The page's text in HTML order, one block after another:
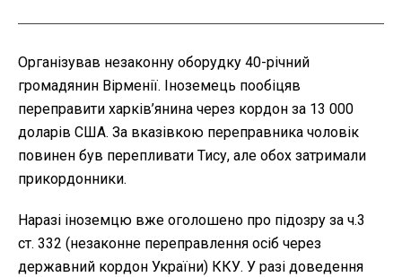
Організував незаконну оборудку 40-річний
громадянин Вірменії. Іноземець пообіцяв
переправити харків’янина через кордон за 13 000
доларів США. За вказівкою переправника чоловік
повинен був перепливати Тису, але обох затримали
прикордонники.
Наразі іноземцю вже оголошено про підозру за ч.3
ст. 332 (незаконне переправлення осіб через
державний кордон України) ККУ. У разі доведення